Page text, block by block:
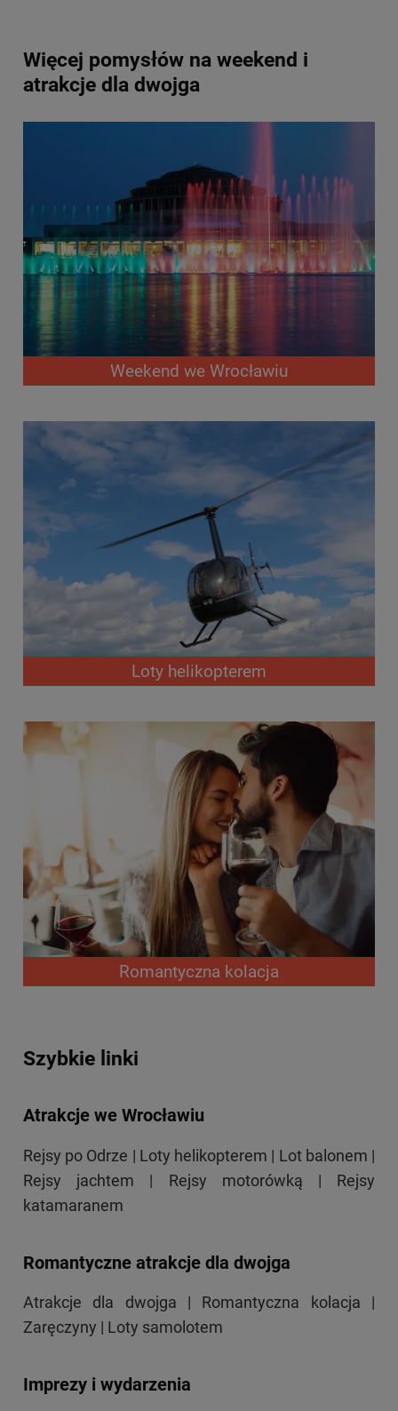
Więcej pomysłów na weekend i
atrakcje dla dwojga
Weekend we Wrocławiu
Loty helikopterem
Romantyczna kolacja
Szybkie linki
Atrakcje we Wrocławiu
Rejsy po Odrze | Loty helikopterem | Lot balonem |
Rejsy jachtem | Rejsy motorówką | Rejsy
katamaranem
Romantyczne atrakcje dla dwojga
Atrakcje dla dwojga | Romantyczna kolacja |
Zaręczyny | Loty samolotem
Imprezy i wydarzenia